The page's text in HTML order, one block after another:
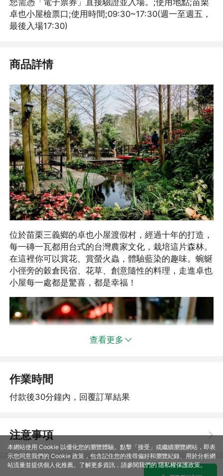
您需憑「電子票券」直接驗證並入場。;使用地點;苗栗
卓也小屋檢票口;使用時間;09:30~17:30(週一至週五，
最後入場17:30)
商品詳情
位於苗栗三義鄉的卓也小屋渡假村，經過十年的打造，
每一磚一瓦都用台式的台灣農家文化，栽培這片森林。
在這裡你可以賞花、賞螢火蟲，體驗藍染的趣味。蜿蜒
小徑旁的穀倉民宿、花草、創意隨性的料理，走進卓也
小屋每一處都是驚喜，都是幸福！
走進靜謐的小道，感受大自然的芬芳，還能看到許多小
動物喔！
查看更多
作業時間
付款後30分鐘內，回覆訂單結果
注意事項
本網站使用 Cookie 以優化您的瀏覽體驗。點擊「接受」或繼續瀏覽網站，即表
示您同意我們的 Cookie 政策，包含記住您的搜尋偏好和瀏覽紀錄、用於分析網
站流量並提供個人化推薦。了解更多資訊，請參閱我們的隱私權保護政策。